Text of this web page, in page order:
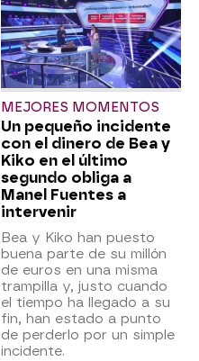
MEJORES MOMENTOS
Un pequeño incidente
con el dinero de Bea y
Kiko en el último
segundo obliga a
Manel Fuentes a
intervenir
Bea y Kiko han puesto
buena parte de su millón
de euros en una misma
trampilla y, justo cuando
el tiempo ha llegado a su
fin, han estado a punto
de perderlo por un simple
incidente.